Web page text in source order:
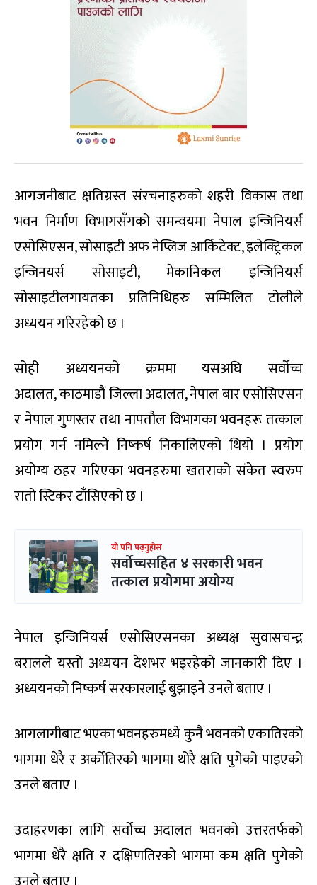
आगजनीबाट क्षतिग्रस्त संरचनाहरुको शहरी विकास तथा
भवन निर्माण विभागसँगको समन्वयमा नेपाल इन्जिनियर्स
एसोसिएसन, सोसाइटी अफ नेप्लिज आर्किटेक्ट, इलेक्ट्रिकल
इन्जिनयर्स सोसाइटी, मेकानिकल इन्जिनियर्स
सोसाइटीलगायतका प्रतिनिधिहरु सम्मिलित टोलीले
अध्ययन गरिरहेको छ ।
सोही अध्ययनको क्रममा यसअघि सर्वोच्च
अदालत, काठमाडौं जिल्ला अदालत, नेपाल बार एसोसिएसन
र नेपाल गुणस्तर तथा नापतौल विभागका भवनहरू तत्काल
प्रयोग गर्न नमिल्ने निष्कर्ष निकालिएको थियो । प्रयोग
अयोग्य ठहर गरिएका भवनहरुमा खतराको संकेत स्वरुप
रातो स्टिकर टाँसिएको छ ।
यो पनि पढ्नुहोस
सर्वोच्चसहित ४ सरकारी भवन
तत्काल प्रयोगमा अयोग्य
नेपाल इन्जिनियर्स एसोसिएसनका अध्यक्ष सुवासचन्द्र
बरालले यस्तो अध्ययन देशभर भइरहेको जानकारी दिए ।
अध्ययनको निष्कर्ष सरकारलाई बुझाइने उनले बताए ।
आगलागीबाट भएका भवनहरुमध्ये कुनै भवनको एकातिरको
भागमा धेरै र अर्कोतिरको भागमा थोरै क्षति पुगेको पाइएको
उनले बताए ।
उदाहरणका लागि सर्वोच्च अदालत भवनको उत्तरतर्फको
भागमा धेरै क्षति र दक्षिणतिरको भागमा कम क्षति पुगेको